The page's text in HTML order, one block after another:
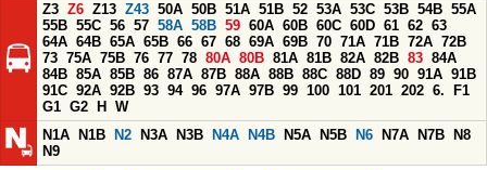
Z3 Z6 Z13 Z43 50A 50B 51A 51B 52 53A 53C 53B 54B 55A
55B 55C 56 57 58A 58B 59 60A 60B 60C 60D 61 62 63
64A 64B 65A 65B 66 67 68 69A 69B 70 71A 71B 72A 72B
73 75A 75B 76 77 78 80A 80B 81A 81B 82A 82B 83 84A
84B 85A 85B 86 87A 87B 88A 88B 88C 88D 89 90 91A 91B
91C 92A 92B 93 94 96 97A 97B 99 100 101 201 202 6.
F1
G1 G2 H
W
N1A
N1B N2 N3A N3B N4A N4B N5A N5B N6 N7A N7B
N8
N9